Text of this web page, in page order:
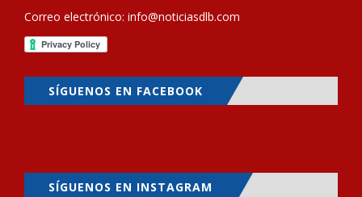
Correo electrónico: info@noticiasdlb.com
SÍGUENOS EN FACEBOOK
SÍGUENOS EN INSTAGRAM